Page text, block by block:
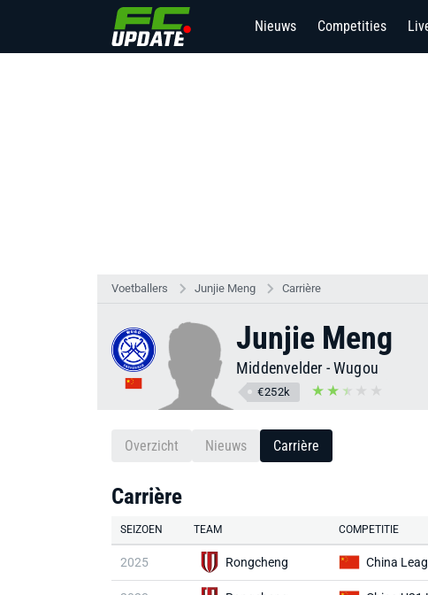
Nieuws Competities
Voetballers Junjie Meng Carrière
Junjie Meng
Middenvelder -Wugou
€252k
Overzicht Nieuws Carrière
Carrière
SEIZOEN TEAM COMPETITIE
2025 Rongcheng China